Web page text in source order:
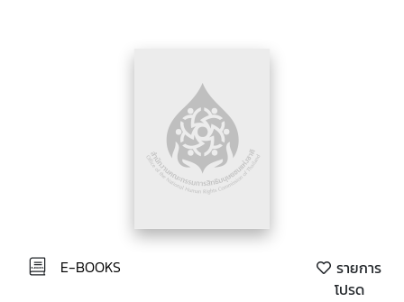
E-BOOKS
รายการ
โปรด